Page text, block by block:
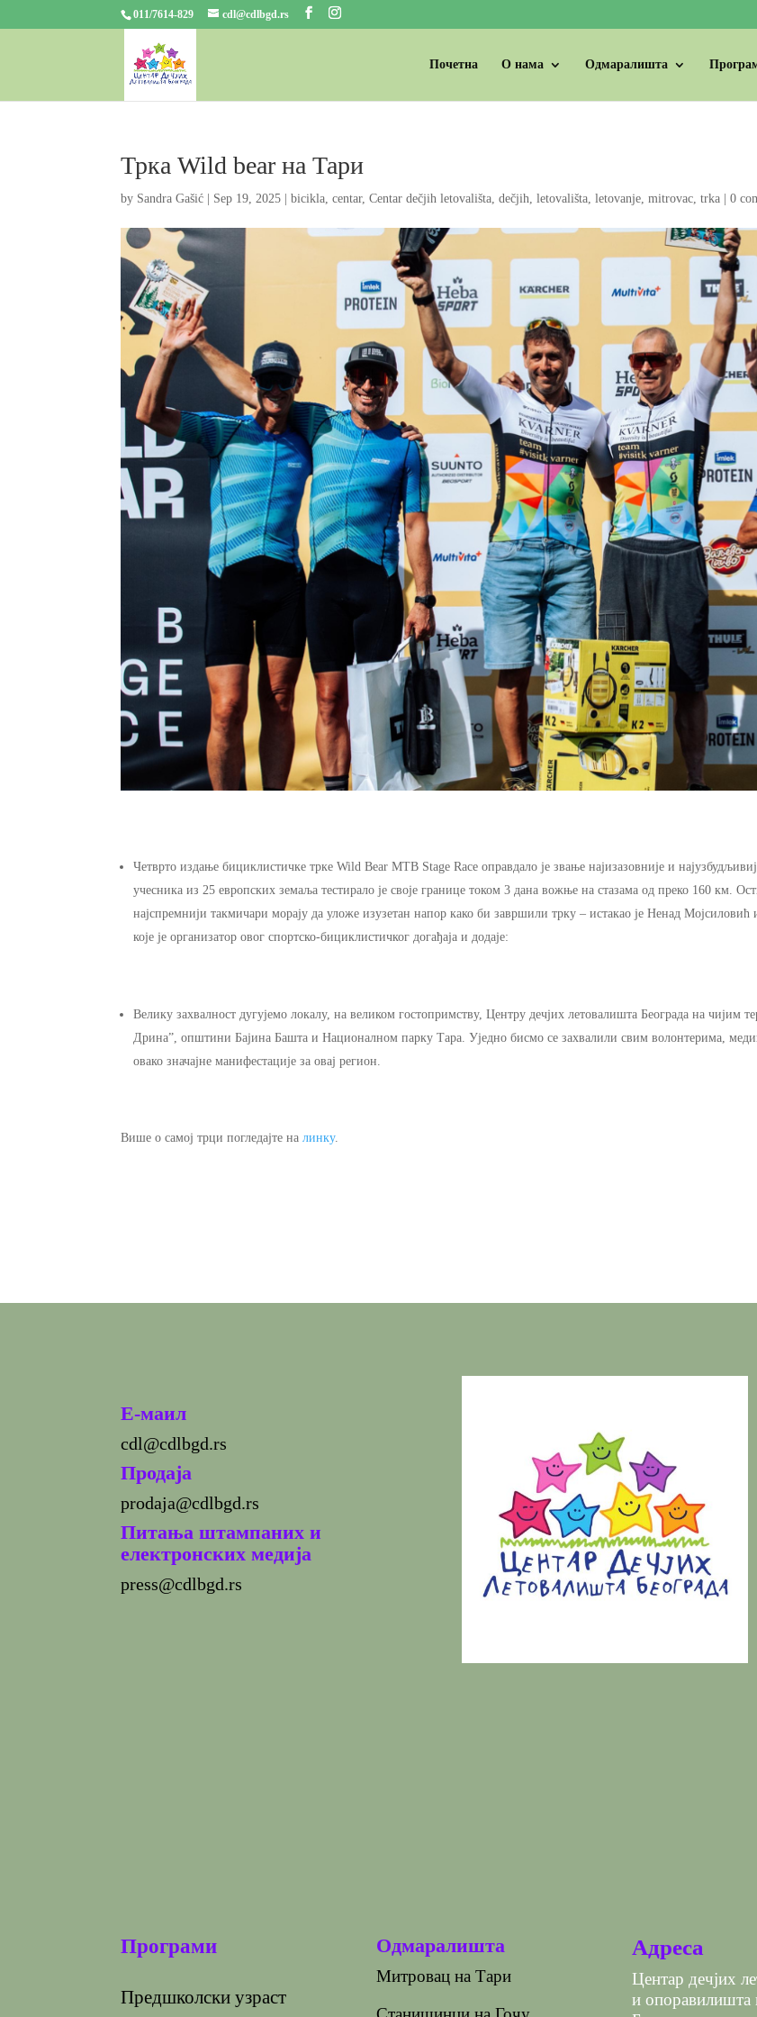
011/7614-829 cdl@cdlbgd.rs
Почетна О нама Одмаралишта
Трка Wild bear на Тари
by Sandra Gašić Sep 19, 2025 |bicikla,centar,Centar dečjih letovališta,dečjih,letovališta,letovanje,mitrovac,trka |0
Четврто издање бициклистичке трке Wild Bear MTB Stage Race оправдало је звање најизазовније и
учесника из 25 европских земаља тестирало је своје границе током 3 дана вожње на стазама од преко 160 км.
најспремнији такмичари морају да уложе изузетан напор како би завршили трку – истакао је Ненад Мојсиловић
које је организатор овог спортско-бициклистичког догађаја и додаје:
Велику захвалност дугујемо локалу, на великом гостопримству, Центру дечјих летовалишта Београда на чијим
Дрина”, општини Бајина Башта и Националном парку Тара. Уједно бисмо се захвалили свим волонтерима,
овако значајне манифестације за овај регион.
Више о самој трци погледајте налинку.
E-маил
cdl@cdlbgd.rs
Продаја
prodaja@cdlbgd.rs
Питања штампаних и
електронских медија
press@cdlbgd.rs
Програми
Предшколски узраст
Одмаралишта
Митровац на Тари
Адреса
Центар дечјих
и опоравилишта